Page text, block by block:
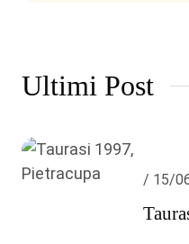
Ultimi Post
/ 15/